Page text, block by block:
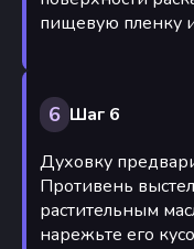
пищевую пленку
6 Шаг 6
Духовку
Противень
растительным
нарежьте его